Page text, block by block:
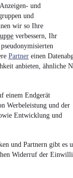
und
und
wir so Ihre
verbessern, Ihr
Partner einen
anbieten, ähnliche
einem Endgerät
Werbeleistung und der
Entwicklung und
und Partnern gibt es
Widerruf der